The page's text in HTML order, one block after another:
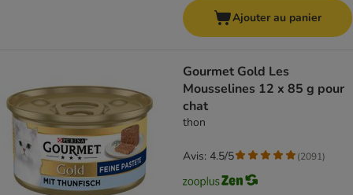
Ajouter au panier
Gourmet Gold Les
Mousselines 12 x 85 g pour
chat
thon
Avis: 4.5/5 (2091)